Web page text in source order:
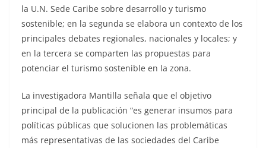
la U.N. Sede Caribe sobre desarrollo y turismo
sostenible; en la segunda se elabora un contexto de los
principales debates regionales, nacionales y locales; y
en la tercera se comparten las propuestas para
potenciar el turismo sostenible en la zona.
La investigadora Mantilla señala que el objetivo
principal de la publicación “es generar insumos para
políticas públicas que solucionen las problemáticas
más representativas de las sociedades del Caribe